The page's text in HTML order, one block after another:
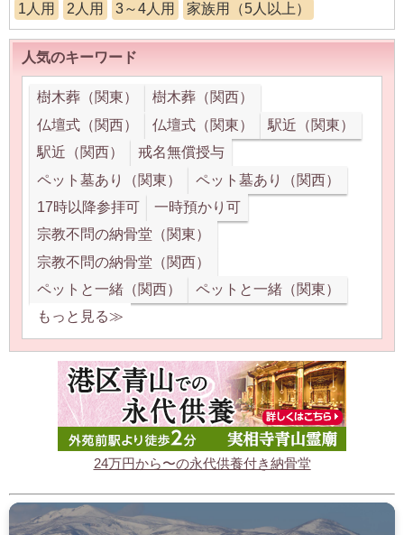
1人用
2人用 3～4人用 家族用（5人以上）
人気のキーワード
樹木葬（関東）
樹木葬（関西）
仏壇式（関西）
仏壇式（関東）
駅近（関東）
駅近（関西）
戒名無償授与
ペット墓あり（関東）
ペット墓あり（関西）
17時以降参拝可
一時預かり可
宗教不問の納骨堂（関東）
宗教不問の納骨堂（関西）
ペットと一緒（関西）
ペットと一緒（関東）
もっと見る≫
24万円から〜の永代供養付き納骨堂